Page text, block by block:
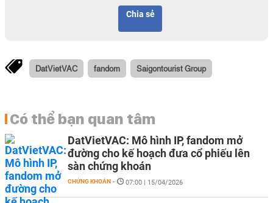
Chia sẻ
DatVietVAC fandom Saigontourist Group
Có thể bạn quan tâm
DatVietVAC: Mô hình IP, fandom mở
đường cho kế hoạch đưa cổ phiếu lên
sàn chứng khoán
CHỨNG KHOÁN - 07:00 | 15/04/2026